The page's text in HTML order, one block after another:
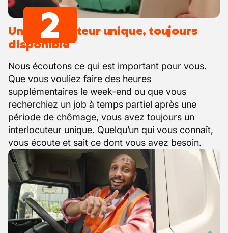
Un interlocuteur unique, toujours
disponible
Nous écoutons ce qui est important pour vous.
Que vous vouliez faire des heures
supplémentaires le week-end ou que vous
recherchiez un job à temps partiel après une
période de chômage, vous avez toujours un
interlocuteur unique. Quelqu’un qui vous connaît,
vous écoute et sait ce dont vous avez besoin.
2